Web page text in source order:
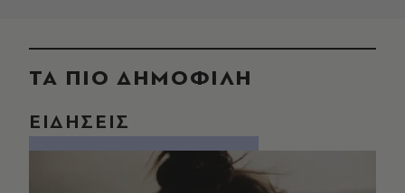
ΤΑ ΠΙΟ ΔΗΜΟΦΙΛΗ
ΕΙΔΗΣΕΙΣ